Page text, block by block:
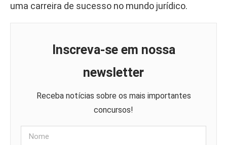
uma carreira de sucesso no mundo jurídico.
Inscreva-se em nossa
newsletter
Receba notícias sobre os mais importantes
concursos!